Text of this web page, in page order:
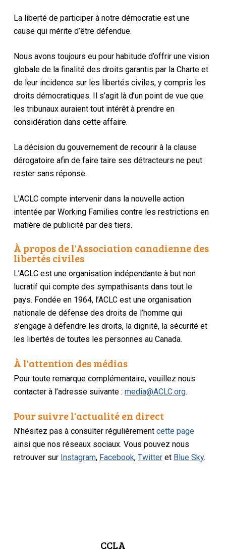
La liberté de participer à notre démocratie est une
cause qui mérite d’être défendue.
Nous avons toujours eu pour habitude d’offrir une vision
globale de la finalité des droits garantis par la Charte et
de leur incidence sur les libertés civiles, y compris les
droits démocratiques. Il s’agit là d’un point de vue que
les tribunaux auraient tout intérêt à prendre en
considération dans cette affaire.
La décision du gouvernement de recourir à la clause
dérogatoire afin de faire taire ses détracteurs ne peut
rester sans réponse.
L’ACLC compte intervenir dans la nouvelle action
intentée par Working Families contre les restrictions en
matière de publicité par des tiers.
À propos de l'Association canadienne des
libertés civiles
L’ACLC est une organisation indépendante à but non
lucratif qui compte des sympathisants dans tout le
pays. Fondée en 1964, l’ACLC est une organisation
nationale de défense des droits de l’homme qui
s’engage à défendre les droits, la dignité, la sécurité et
les libertés de toutes les personnes au Canada.
À l'attention des médias
Pour toute remarque complémentaire, veuillez nous
contacter à l’adresse suivante :media@ACLC.org.
Pour suivre l'actualité en direct
N’hésitez pas à consulter régulièrementcette page
ainsi que nos réseaux sociaux. Vous pouvez nous
retrouver sur Instagram, Facebook,Twitter et Blue Sky.
CCLA